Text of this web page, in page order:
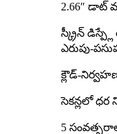
2.66″ డాట్
స్క్రీన్ డిస్ప్లే
ఎరుపు-
క్లౌడ్-
సెకన్లలో ధర
5